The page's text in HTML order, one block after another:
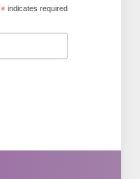
*indicates required